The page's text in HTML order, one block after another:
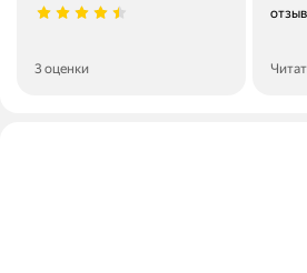
3 оценки
отзыв